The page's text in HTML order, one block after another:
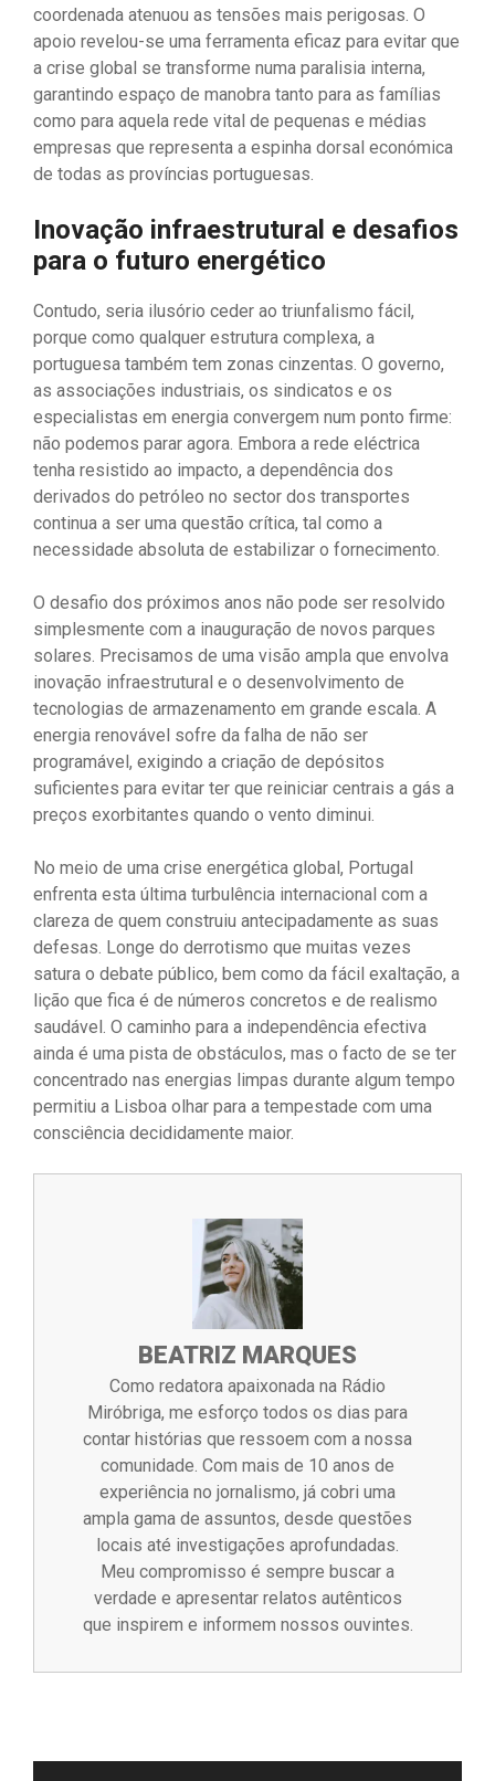
coordenada atenuou as tensões mais perigosas. O
apoio revelou-se uma ferramenta eficaz para evitar que
a crise global se transforme numa paralisia interna,
garantindo espaço de manobra tanto para as famílias
como para aquela rede vital de pequenas e médias
empresas que representa a espinha dorsal económica
de todas as províncias portuguesas.
Inovação infraestrutural e desafios
para o futuro energético
Contudo, seria ilusório ceder ao triunfalismo fácil,
porque como qualquer estrutura complexa, a
portuguesa também tem zonas cinzentas. O governo,
as associações industriais, os sindicatos e os
especialistas em energia convergem num ponto firme:
não podemos parar agora. Embora a rede eléctrica
tenha resistido ao impacto, a dependência dos
derivados do petróleo no sector dos transportes
continua a ser uma questão crítica, tal como a
necessidade absoluta de estabilizar o fornecimento.
O desafio dos próximos anos não pode ser resolvido
simplesmente com a inauguração de novos parques
solares. Precisamos de uma visão ampla que envolva
inovação infraestrutural e o desenvolvimento de
tecnologias de armazenamento em grande escala. A
energia renovável sofre da falha de não ser
programável, exigindo a criação de depósitos
suficientes para evitar ter que reiniciar centrais a gás a
preços exorbitantes quando o vento diminui.
No meio de uma crise energética global, Portugal
enfrenta esta última turbulência internacional com a
clareza de quem construiu antecipadamente as suas
defesas. Longe do derrotismo que muitas vezes
satura o debate público, bem como da fácil exaltação, a
lição que fica é de números concretos e de realismo
saudável. O caminho para a independência efectiva
ainda é uma pista de obstáculos, mas o facto de se ter
concentrado nas energias limpas durante algum tempo
permitiu a Lisboa olhar para a tempestade com uma
consciência decididamente maior.
BEATRIZ MARQUES
Como redatora apaixonada na Rádio
Miróbriga, me esforço todos os dias para
contar histórias que ressoem com a nossa
comunidade. Com mais de 10 anos de
experiência no jornalismo, já cobri uma
ampla gama de assuntos, desde questões
locais até investigações aprofundadas.
Meu compromisso é sempre buscar a
verdade e apresentar relatos autênticos
que inspirem e informem nossos ouvintes.